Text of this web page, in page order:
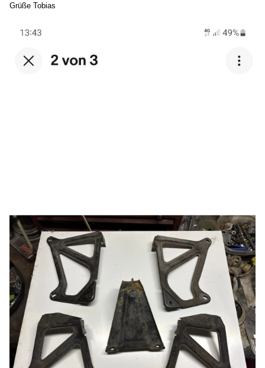
Grüße Tobias